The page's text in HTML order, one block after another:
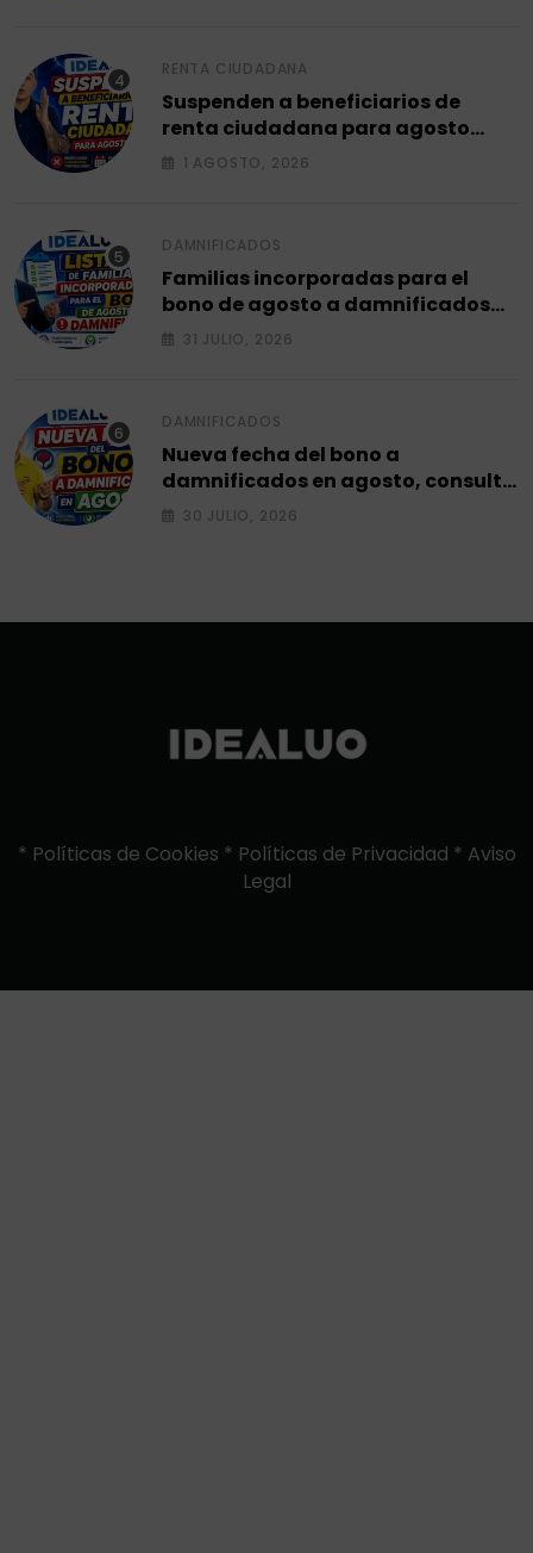
RENTA CIUDADANA
Suspenden a beneficiarios de
renta ciudadana para agosto
2026.
1 AGOSTO, 2026
DAMNIFICADOS
Familias incorporadas para el
bono de agosto a damnificados
2026.
31 JULIO, 2026
DAMNIFICADOS
Nueva fecha del bono a
damnificados en agosto, consulta
el siguiente ciclo 2026.
30 JULIO, 2026
* Políticas de Cookies * Políticas de Privacidad * Aviso
Legal